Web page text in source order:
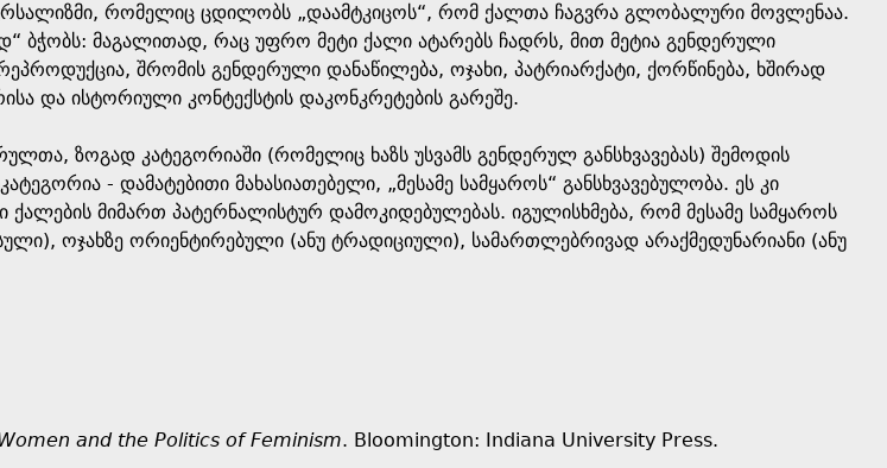
რომელიც ცდილობს „დაამტკიცოს“, რომ ქალთა ჩაგვრა გლობალური მოვლენაა.
ბჭობს: მაგალითად, რაც უფრო მეტი ქალი ატარებს ჩადრს, მით მეტია გენდერული
შრომის გენდერული დანაწილება, ოჯახი, პატრიარქატი, ქორწინება, ხშირად
და ისტორიული კონტექსტის დაკონკრეტების გარეშე.
ზოგად კატეგორიაში (რომელიც ხაზს უსვამს გენდერულ განსხვავებას) შემოდის
- დამატებითი მახასიათებელი, „მესამე სამყაროს“ განსხვავებულობა. ეს კი
ქალების მიმართ პატერნალისტურ დამოკიდებულებას. იგულისხმება, რომ მესამე სამყაროს
ოჯახზე ორიენტირებული (ანუ ტრადიციული), სამართლებრივად არაქმედუნარიანი (ანუ
and the Politics of Feminism. Bloomington: Indiana University Press.